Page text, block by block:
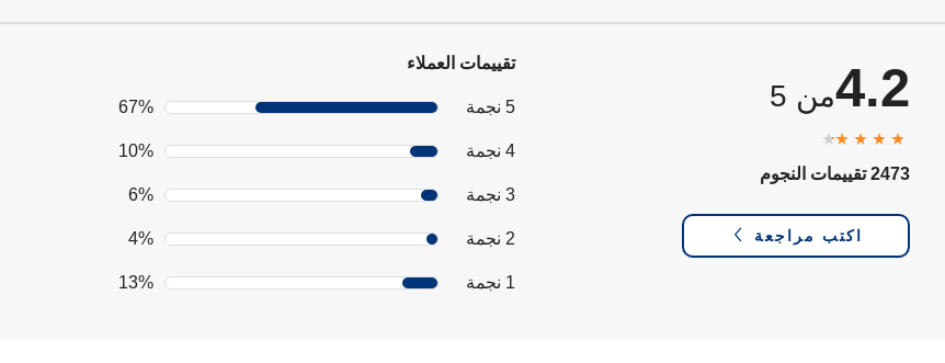
4.2من 5
2473 تقييمات النجوم
اكتب مراجعة
تقييمات العملاء
5 نجمة 67%
4 نجمة 10%
3 نجمة 6%
2 نجمة 4%
1 نجمة 13%